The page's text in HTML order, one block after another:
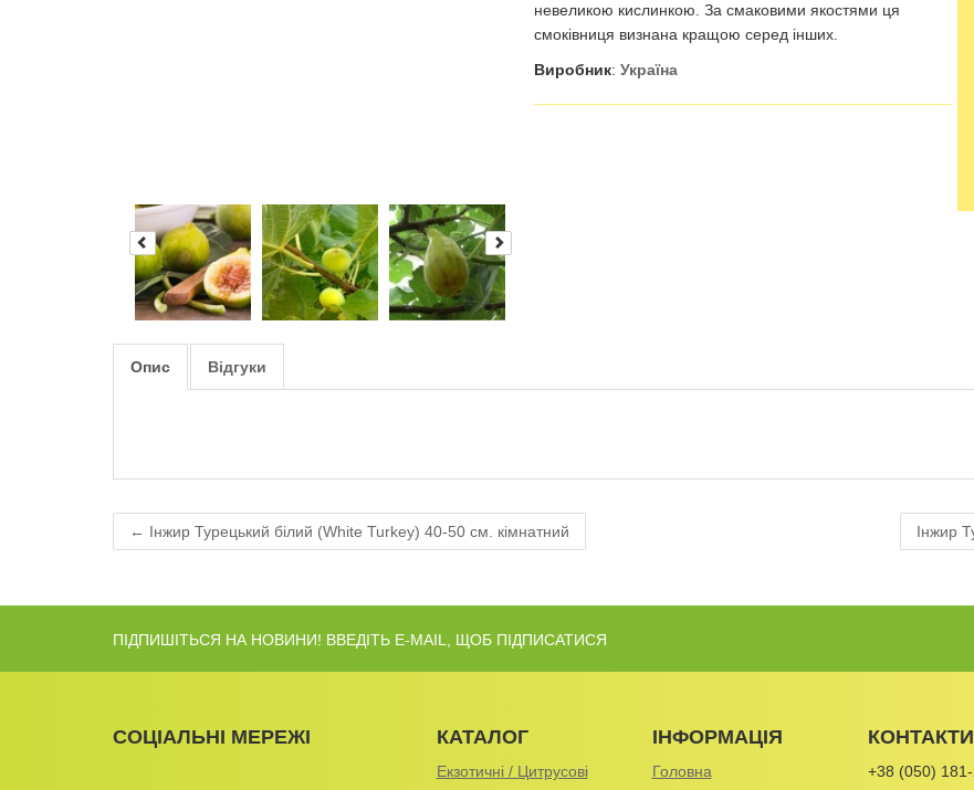
невеликою кислинкою. За смаковими якостями ця
смоківниця визнана кращою серед інших.
Виробник:Україна
Опис Відгуки
← Інжир Турецький білий (White Turkey) 40-50 см. кімнатний Інжир
ПІДПИШІТЬСЯ НА НОВИНИ! ВВЕДІТЬ E-MAIL, ЩОБ ПІДПИСАТИСЯ
СОЦІАЛЬНІ МЕРЕЖІ КАТАЛОГ
Екзотичні / Цитрусові
ІНФОРМАЦІЯ
Головна
КОНТАКТИ
+38 (050)